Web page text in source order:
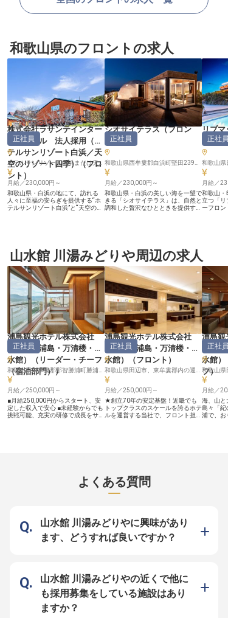
和歌山県のフロントの求人
株式会社ラサンテインター
ナショナル 法人採用（ホ
テルサンリゾート白浜／天
空のリゾート四季）（フロ
ント ）
正社員
ホテルサンリゾート白浜または天空のリゾート四季いずれかに配属※入社後に決定
月給／230,000円～
和歌山県・白浜の地にて、訪れる
人々に至福の安らぎを提供する“ホ
テルサンリゾート白浜”と“天空のリ
は、マニュアルを超えた「察する文
化」です。お客様が言葉にされない
細やかなニーズを、視線や歩調、空
気感から汲み取り、先回りしたおも
てなし。そんな日本特有の奥深いホ
スピタリティを追求できる環境がこ
こにはあります。フロントの役目
は、施設の「顔」としてお客様を温
かく迎え入れること。立ち振る舞い
や言葉遣い、そして相手に寄り添う
誠実な姿勢が求められる、やりがい
の大きなお仕事です。 月給24万円
以上という安定した給与体系に加
え、月5,000円の格安単身寮・家族
寮も完備などの充実した待遇。落ち
着いた環境の中で、一生モノの接客
スキルを身に付けることが可能で
す。 一流のサービスパーソンとし
て、お客様の記憶に残る特別な物語
を一緒に紡いでいきませんか。向上
心を持ち、自らの感性を磨き続けた
い方を、心よりお待ちしています。
シオサイテラス（フロン
ト）
正社員
月給／230,000円～
和歌山県・白浜の美しい海を一望で
きる「シオサイテラス」は、自然と
調和した贅沢なひとときを提供する
ひとりの心に寄り添う、質の高いサ
ービスを何よりも大切にしておりま
す。フロントスタッフは、まさに施
設の“顔”となる重要な役割です。 お
任せするのは、単なる手続き業務で
はなく、お客様が言葉にされない細
かなニーズを、その表情や所作から
いち早く汲み取り、先回りして動
く。そんな日本特有の「察する文
化」に基づいた高度なホスピタリテ
ィが求められます。凛とした立ち居
振る舞いや、美しい敬語を駆使した
接客を通じて、自身の市場価値を飛
躍的に高められる環境です。 待遇
面においても、月給24万円以上の
給与体系や、生活を支える福利厚生
もご用意。年間休日103日と、お休
みもしっかり確保できます。当施設
は2026年1月リニューアルオープン
したばかり。穏やかな時間が流れる
白浜の地で、プロフェッショナルと
しての誇りを胸に、真のサービスを
追求してみませんか。
リブマ
シーフ
正社員
和歌山県
月給／
和歌山・
立つ「リ
ーフロン
客様の記
いする。
な言葉選
の言葉
てのやり
います。 ◎寮費全額会社負担！U・
Iターン
らプロ
日120日
境 ◎月
賞与年2回 リブマックスグループの
安定した
を見据
休日120
度などの
業を抑制
ため、心
向き合う
イレベ
ことが可
山水館 川湯みどりや周辺の求人
浦島観光ホテル株式会社
（ホテル浦島・万清楼・山
水館）
（ リーダー・チーフ
（宿泊部門））
正社員
月給／250,000円～
■月給250,000円からスタート、安
定した収入で安心 ■未経験からでも
挑戦可能、充実の研修で成長をサポ
レストランでの細やかなサービスま
で、お客様の滞在を最高の思い出に
ものにします。 ーー【成長を実感
できる働きやすい環境】 お客様へ
のサービスを通じて、日々自身の成
長を実感できる環境です。 経験が
し、お互いを尊重し合う温かい職場
で、あなたらしいキャリアを築いて
いきませんか。 ※2025年12月19日
時点の情報です
浦島観光ホテル株式会社
（ホテル浦島・万清楼・山
水館）
（フロント ）
正社員
月給／250,000円～
★創立70年の安定基盤！近畿でも
トップクラスのスケールを誇るホテ
ルを運営する当社で、フロント担当
フロント経験・スキルを発揮したい
方大歓迎！月8,000円～の単身寮も
あり、U・Iターン就職も大歓迎。大
に活かしたい方におすすめです！
――『自然の神秘が主役の聖地で、
贅沢な非日常を』 紀伊半島随一の
温泉郷であり、まぐろの水揚げ量国
ム球場4.5個分のスケールを誇り、
海山双方の美観を楽しめる抜群のロ
ケーション。関西No1の温泉リゾー
トホテルグループになることを目指
浦島観
（ホ
水館）
フ）
正社員
月給／
海、山と
島々「紀
浦で、お
秘が主役
個分の
美観を楽
よくある質問
山水館 川湯みどりやに興味があり
ます、どうすれば良いですか？
山水館 川湯みどりやの近くで他に
も採用募集をしている施設はあり
ますか？